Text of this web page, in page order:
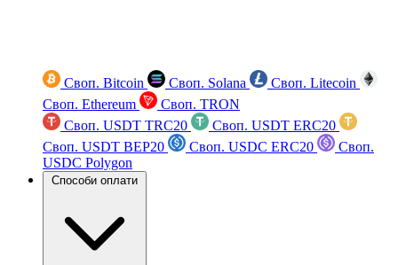
Своп. Bitcoin Своп. Solana
Своп. Litecoin
Своп. Ethereum
Своп. TRON
Своп. USDT TRC20
Своп. USDT ERC20
Своп. USDT BEP20
Своп. USDC ERC20
Своп.
USDC Polygon
Способи оплати